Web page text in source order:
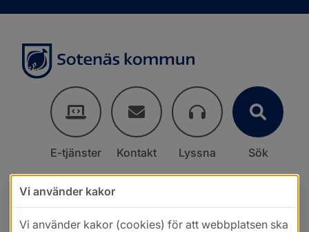
E-tjänster Kontakt Lyssna Sök
Vi använder kakor
Vi använder kakor (cookies) för att webbplatsen ska